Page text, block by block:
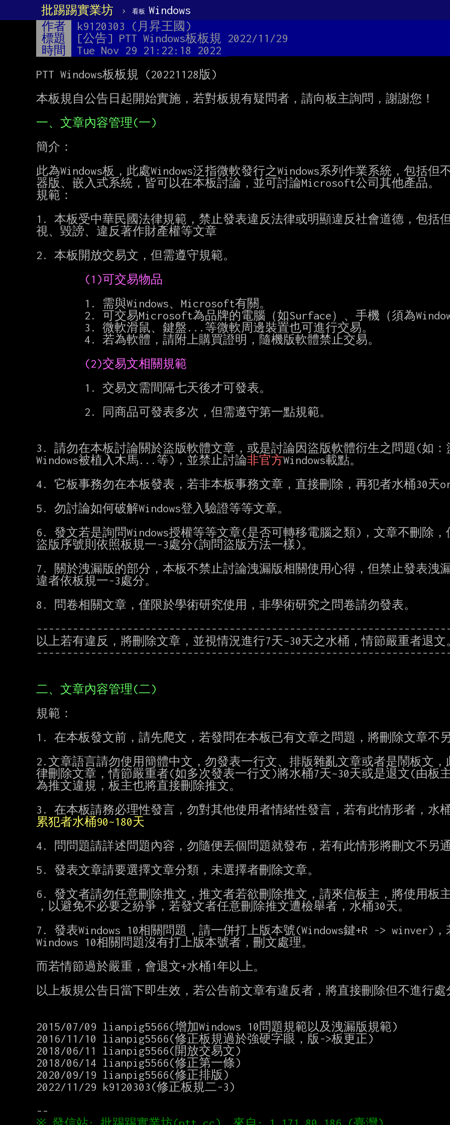
批踢踢實業坊 › 看板 Windows
作者
k9120303 (月昇王國)
標題
[公告] PTT Windows板板規 2022/11/29
時間
Tue Nov 29 21:22:18 2022
PTT Windows板板規 (20221128版)
本板規自公告日起開始實施，若對板規有疑問者，請向板主詢問，謝謝您！
一、文章內容管理(一)
簡介：
此為Windows板，此處Windows泛指微軟發行之Windows系列作業系統，包括但
器版、嵌入式系統，皆可以在本板討論，並可討論Microsoft公司其他產品。
規範：
1. 本板受中華民國法律規範，禁止發表違反法律或明顯違反社會道德，包括
視、毀謗、違反著作財產權等文章
2. 本板開放交易文，但需遵守規範。
(1)可交易物品
(2)交易文相關規範
3. 請勿在本板討論關於盜版軟體文章，或是討論因盜版軟體衍生之問題(如：
Windows被植入木馬...等)，並禁止討論非官方Windows載點。
4. 它板事務勿在本板發表，若非本板事務文章，直接刪除，再犯者水桶30天
5. 勿討論如何破解Windows登入驗證等等文章。
6. 發文若是詢問Windows授權等等文章(是否可轉移電腦之類)，文章不刪除，
盜版序號則依照板規一-3處分(詢問盜版方法一樣)。
7. 關於洩漏版的部分，本板不禁止討論洩漏版相關使用心得，但禁止發表洩
違者依板規一-3處分。
8. 問卷相關文章，僅限於學術研究使用，非學術研究之問卷請勿發表。
以上若有違反，將刪除文章，並視情況進行7天~30天之水桶，情節嚴重者退文
二、文章內容管理(二)
規範：
1. 在本板發文前，請先爬文，若發問在本板已有文章之問題，將刪除文章不
2.文章語言請勿使用簡體中文，勿發表一行文、排版雜亂文章或者是鬧板文，
律刪除文章，情節嚴重者(如多次發表一行文)將水桶7天~30天或是退文(由板
為推文違規，板主也將直接刪除推文。
累犯者水桶90~180天
4. 問問題請詳述問題內容，勿隨便丟個問題就發布，若有此情形將刪文不另
5. 發表文章請要選擇文章分類，未選擇者刪除文章。
6. 發文者請勿任意刪除推文，推文者若欲刪除推文，請來信板主，將使用板
，以避免不必要之紛爭，若發文者任意刪除推文遭檢舉者，水桶30天。
7. 發表Windows 10相關問題，請一併打上版本號(Windows鍵+R -> winver)，
Windows 10相關問題沒有打上版本號者，刪文處理。
而若情節過於嚴重，會退文+水桶1年以上。
以上板規公告日當下即生效，若公告前文章有違反者，將直接刪除但不進行處
2015/07/09 lianpig5566(增加Windows 10問題規範以及洩漏版規範)
2016/11/10 lianpig5566(修正板規過於強硬字眼，版->板更正)
2018/06/11 lianpig5566(開放交易文)
2018/06/14 lianpig5566(修正第一條)
2020/09/19 lianpig5566(修正排版)
2022/11/29 k9120303(修正板規二-3)